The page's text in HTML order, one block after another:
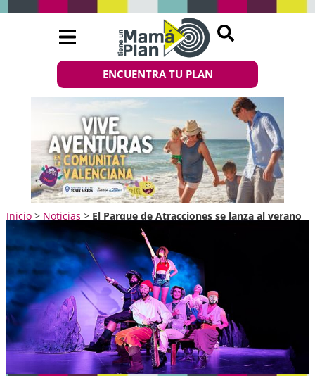
ENCUENTRA TU PLAN
Inicio> Noticias > El Parque de Atracciones se lanza al verano